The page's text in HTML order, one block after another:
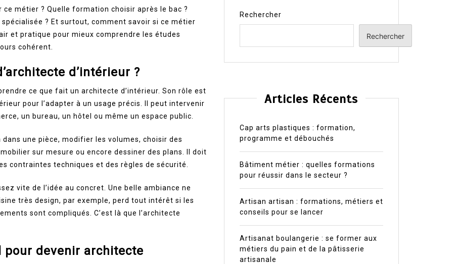
métier ? Quelle formation choisir après le bac ?
? Et surtout, comment savoir si ce métier
et pratique pour mieux comprendre les études
cohérent.
d’intérieur ?
ce que fait un architecte d’intérieur. Son rôle est
pour l’adapter à un usage précis. Il peut intervenir
un bureau, un hôtel ou même un espace public.
une pièce, modifier les volumes, choisir des
sur mesure ou encore dessiner des plans. Il doit
contraintes techniques et des règles de sécurité.
vite de l’idée au concret. Une belle ambiance ne
très design, par exemple, perd tout intérêt si les
sont compliqués. C’est là que l’architecte
pour devenir architecte
Rechercher
Rechercher
Articles Récents
Cap arts plastiques : formation,
programme et débouchés
Bâtiment métier : quelles formations
pour réussir dans le secteur ?
Artisan artisan : formations, métiers et
conseils pour se lancer
Artisanat boulangerie : se former aux
métiers du pain et de la pâtisserie
artisanale